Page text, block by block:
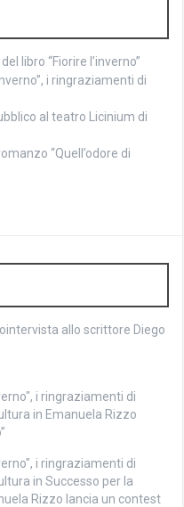
libro “Fiorire l’inverno”
i ringraziamenti di
al teatro Licinium di
“Quell’odore di
allo scrittore Diego
i ringraziamenti di
in Emanuela Rizzo
i ringraziamenti di
in Successo per la
Rizzo lancia un contest